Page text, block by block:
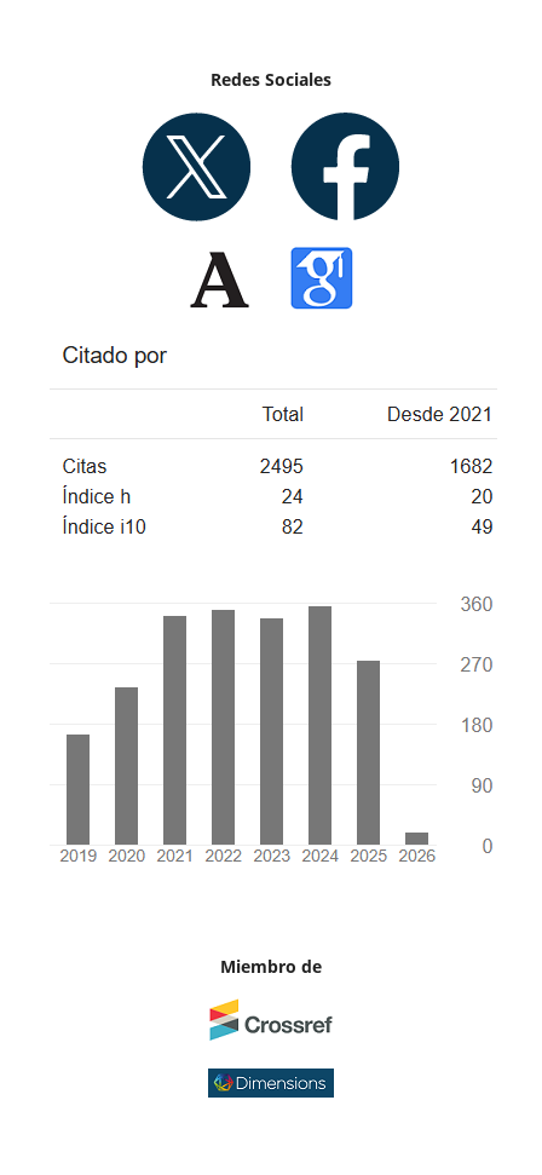
Redes Sociales
Miembro de